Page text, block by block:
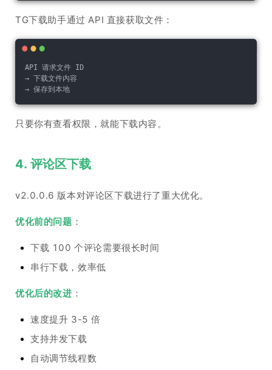
TG下载助手通过 API 直接获取文件：
API 请求文件 ID
→ 下载文件内容
→ 保存到本地
只要你有查看权限，就能下载内容。
4. 评论区下载
v2.0.0.6 版本对评论区下载进行了重大优化。
优化前的问题 ：
下载 100 个评论需要很长时间
串行下载，效率低
优化后的改进 ：
速度提升 3-5 倍
支持并发下载
自动调节线程数